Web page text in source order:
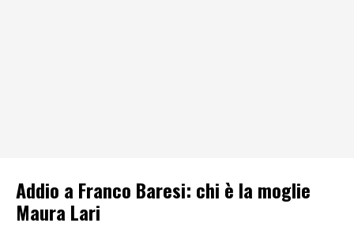
Addio a Franco Baresi: chi è la moglie
Maura Lari